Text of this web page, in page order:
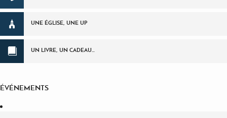
UNE ÉGLISE, UNE UP
UN LIVRE, UN CADEAU…
ÉVÉNEMENTS